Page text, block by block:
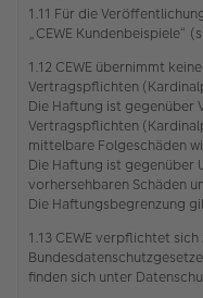
1.11 Für die
„CEWE Kundenbeispiele“
1.12 CEWE übernimmt
Vertragspflichten
Die Haftung ist gegenüber
Vertragspflichten
mittelbare Folgeschäden
Die Haftung ist gegenüber
vorhersehbaren Schäden
Die Haftungsbegrenzung
1.13 CEWE verpflichtet
finden sich unter